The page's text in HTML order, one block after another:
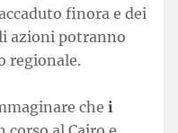
finora e dei
azioni potranno
regionale.
che i